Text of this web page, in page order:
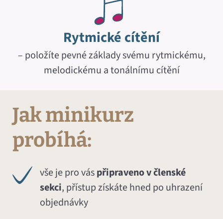
Rytmické cítění
– položíte pevné základy svému rytmickému,
melodickému a tonálnímu cítění
Jak minikurz
probíhá:
vše je pro váspřipraveno v členské
sekci, přístup získáte hned po uhrazení
objednávky